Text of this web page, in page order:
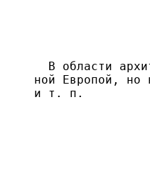
В области
ной Европой, но
и т. п.